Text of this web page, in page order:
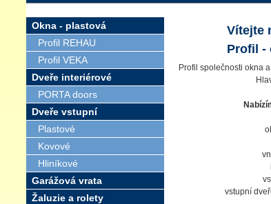
Okna - plastová
Profil REHAU
Profil VEKA
Dveře interiérové
PORTA doors
Dveře vstupní
Plastové
Kovové
Hliníkové
Garážová vrata
Žaluzie a rolety
Vítejte
Profil -
Profil společnosti okna
vstupní